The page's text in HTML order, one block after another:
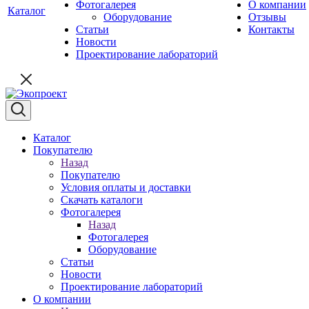
Каталог
Фотогалерея
Оборудование
Статьи
Новости
Проектирование лабораторий
О компании
Отзывы
Контакты
Каталог
Покупателю
Назад
Покупателю
Условия оплаты и доставки
Скачать каталоги
Фотогалерея
Назад
Фотогалерея
Оборудование
Статьи
Новости
Проектирование лабораторий
О компании